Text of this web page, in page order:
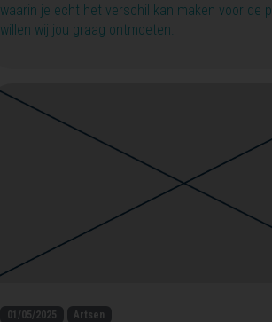
waarin je echt het verschil kan maken voor de
willen wij jou graag ontmoeten.
01/05/2025 Artsen